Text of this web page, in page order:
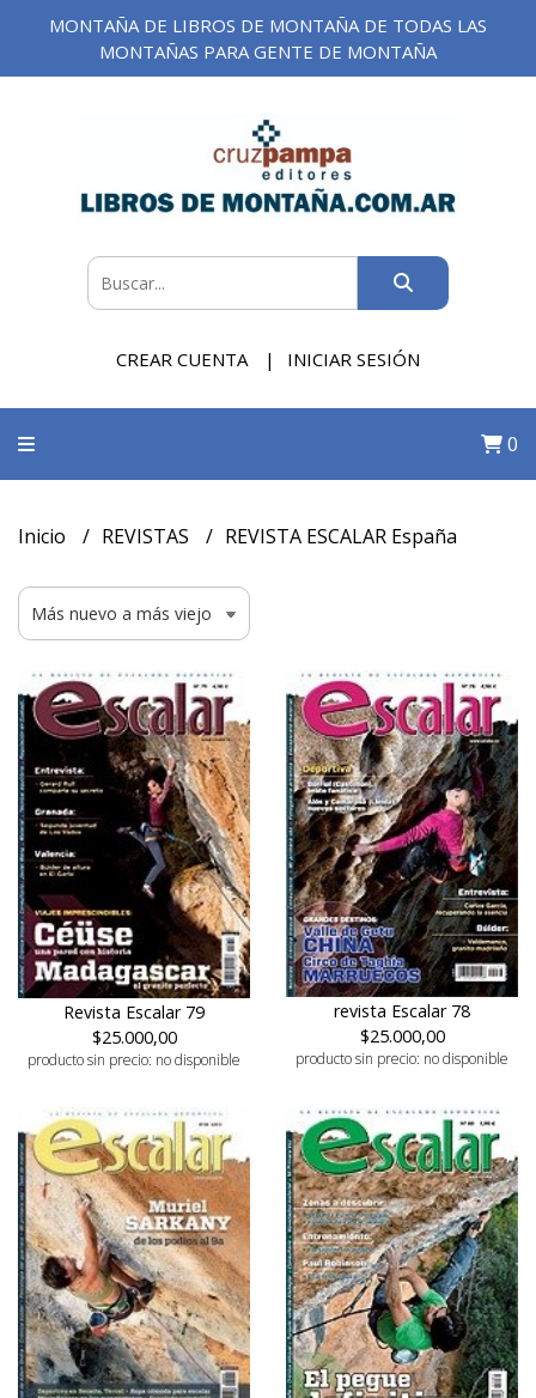
MONTAÑA DE LIBROS DE MONTAÑA DE TODAS LAS
MONTAÑAS PARA GENTE DE MONTAÑA
CREAR CUENTA INICIAR SESIÓN
0
Inicio REVISTAS REVISTA ESCALAR España
Revista Escalar 79
$25.000,00
producto sin precio: no disponible
revista Escalar 78
$25.000,00
producto sin precio: no disponible